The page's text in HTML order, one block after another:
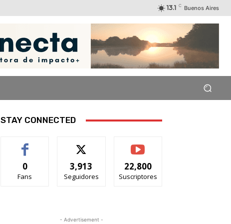
13.1 C Buenos Aires
STAY CONNECTED
0
Fans
3,913
Seguidores
22,800
Suscriptores
- Advertisement -